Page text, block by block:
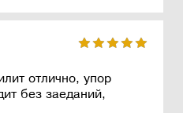
отлично, упор
без заеданий,